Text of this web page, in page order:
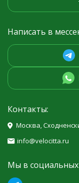
Написать в
Контакты:
Москва,
info@velocitta.ru
Мы в социальных